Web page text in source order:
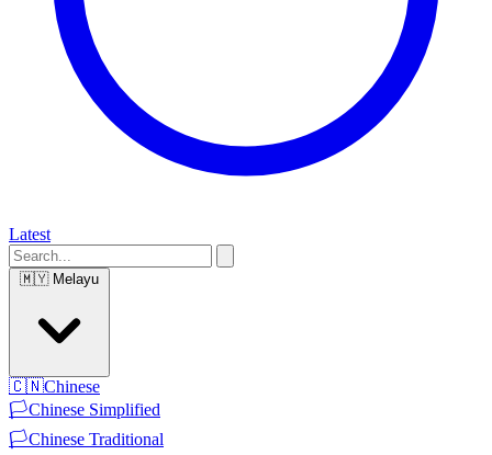
Latest
🇲🇾 Melayu
🇨🇳Chinese
🏳️Chinese Simplified
🏳️Chinese Traditional